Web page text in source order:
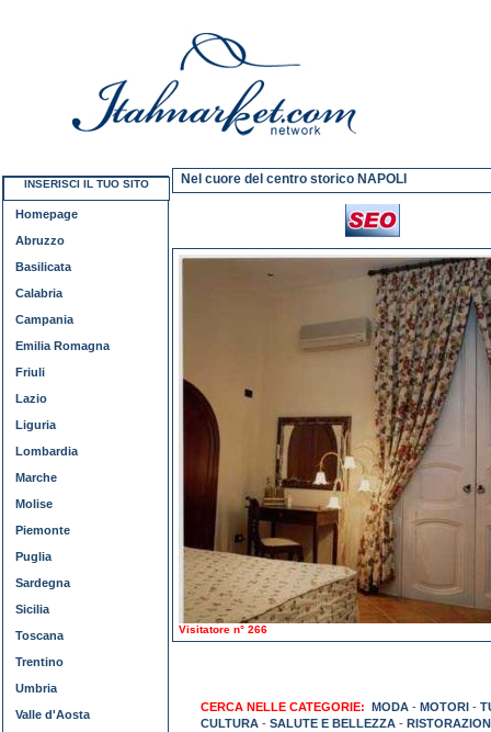
Nel cuore del centro storico NAPOLI
Visitatore n° 266
CERCA NELLE CATEGORIE: MODA - MOTORI -
CULTURA - SALUTE E BELLEZZA -
INSERISCI IL TUO SITO
Homepage
Abruzzo
Basilicata
Calabria
Campania
Emilia Romagna
Friuli
Lazio
Liguria
Lombardia
Marche
Molise
Piemonte
Puglia
Sardegna
Sicilia
Toscana
Trentino
Umbria
Valle d'Aosta